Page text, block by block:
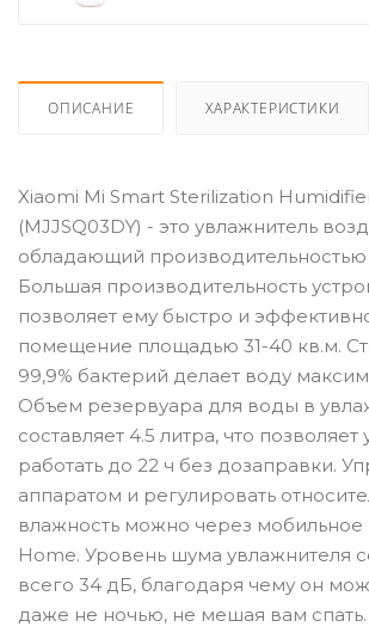
ОПИСАНИЕ ХАРАКТЕРИСТИКИ
Xiaomi Mi Smart Sterilization
(MJJSQ03DY) - это увлажнитель
обладающий производительностью
Большая производительность
позволяет ему быстро и
помещение площадью 31-40 кв.м.
99,9% бактерий делает воду
Объем резервуара для воды в
составляет 4.5 литра, что позволяет
работать до 22 ч без дозаправки.
аппаратом и регулировать
влажность можно через
Home. Уровень шума увлажнителя
всего 34 дБ, благодаря чему он
даже не ночью, не мешая вам спать.